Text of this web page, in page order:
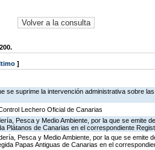
]
se suprime la intervención administrativa sobre
Lechero Oficial de Canarias
Pesca y Medio Ambiente, por la que se emite
Plátanos de Canarias en el correspondiente
Pesca y Medio Ambiente, por la que se emite
Papas Antiguas de Canarias en el